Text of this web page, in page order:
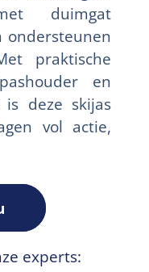
duimgat
ondersteunen
praktische
en
is deze skijas
vol actie,
experts: